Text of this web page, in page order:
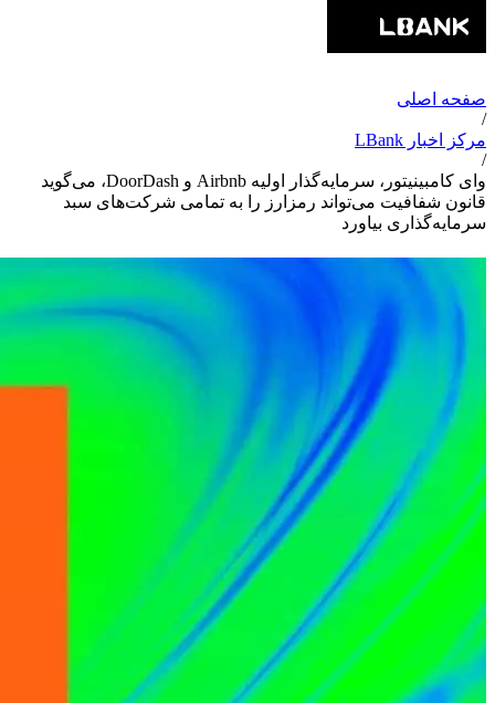
صفحه اصلی
/
مرکز اخبار LBank
/
وای کامبینیتور، سرمایه‌گذار اولیه Airbnb و DoorDash، می‌گوید
قانون شفافیت می‌تواند رمزارز را به تمامی شرکت‌های سبد
سرمایه‌گذاری بیاورد